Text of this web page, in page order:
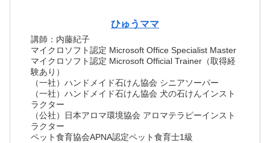
ひゅうママ
講師：内藤紀子
マイクロソフト認定 Microsoft Office Specialist Master
マイクロソフト認定 Microsoft Official Trainer（取得経
験あり）
（一社）ハンドメイド石けん協会 シニアソーパー
（一社）ハンドメイド石けん協会 犬の石けんインスト
ラクター
（公社）日本アロマ環境協会 アロマテラピーインスト
ラクター
ペット食育協会APNA認定ペット食育士1級